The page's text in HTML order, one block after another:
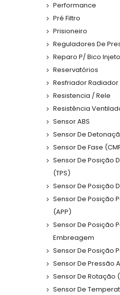
Performance
Pré Filtro
Prisioneiro
Reguladores De
Reparo P/ Bico
Reservatórios
Resfriador Radiador
Resistencia / Rele
Resistência
Sensor ABS
Sensor De
Sensor De Fase
Sensor De Posição
(TPS)
Sensor De Posição
Sensor De Posição
(APP)
Sensor De Posição
Embreagem
Sensor De Posição
Sensor De Pressão
Sensor De Rotação
Sensor De